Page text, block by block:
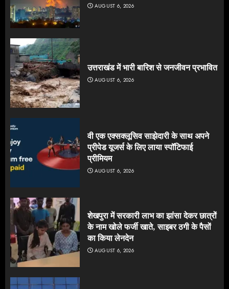
AUGUST 6, 2026
उत्तराखंड में भारी बारिश से जनजीवन प्रभावित
AUGUST 6, 2026
वी एक एक्सक्लूसिव साझेदारी के साथ अपने
प्रीपेड यूजर्स के लिए लाया स्पॉटिफाई
प्रीमियम
AUGUST 6, 2026
शेखपुरा में सरकारी लाभ का झांसा देकर छात्रों
के नाम खोले फर्जी खाते, साइबर ठगी के पैसों
का किया लेनदेन
AUGUST 6, 2026